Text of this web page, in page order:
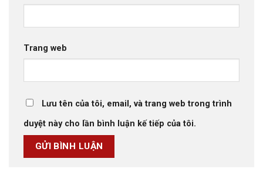
Trang web
Lưu tên của tôi, email, và trang web trong trình
duyệt này cho lần bình luận kế tiếp của tôi.